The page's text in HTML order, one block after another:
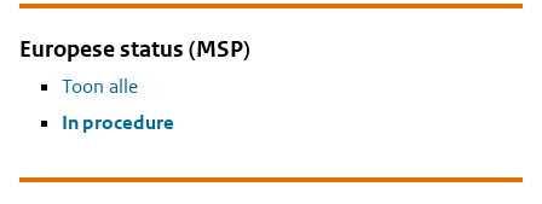
Europese status (MSP)
Toon alle
In procedure